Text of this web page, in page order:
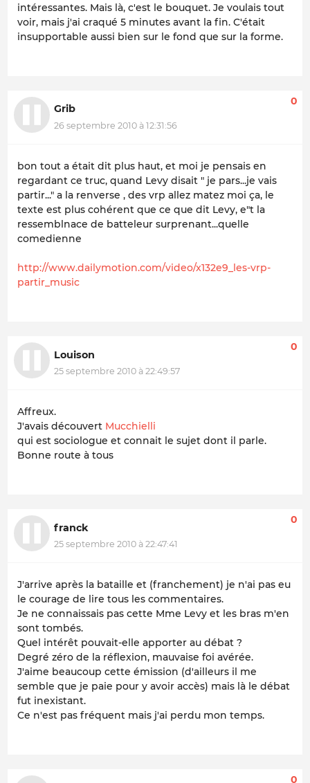
intéressantes. Mais là, c'est le bouquet. Je voulais tout
voir, mais j'ai craqué 5 minutes avant la fin. C'était
insupportable aussi bien sur le fond que sur la forme.
Grib
26 septembre 2010 à 12:31:56
0
bon tout a était dit plus haut, et moi je pensais en
regardant ce truc, quand Levy disait " je pars...je vais
partir..." a la renverse , des vrp allez matez moi ça, le
texte est plus cohérent que ce que dit Levy, e"t la
ressemblnace de batteleur surprenant...quelle
comedienne
http://www.dailymotion.com/video/x132e9_les-vrp-
partir_music
Louison
25 septembre 2010 à 22:49:57
0
Affreux.
J'avais découvert Mucchielli
qui est sociologue et connait le sujet dont il parle.
Bonne route à tous
franck
25 septembre 2010 à 22:47:41
0
J'arrive après la bataille et (franchement) je n'ai pas eu
le courage de lire tous les commentaires.
Je ne connaissais pas cette Mme Levy et les bras m'en
sont tombés.
Quel intérêt pouvait-elle apporter au débat ?
Degré zéro de la réflexion, mauvaise foi avérée.
J'aime beaucoup cette émission (d'ailleurs il me
semble que je paie pour y avoir accès) mais là le débat
fut inexistant.
Ce n'est pas fréquent mais j'ai perdu mon temps.
0